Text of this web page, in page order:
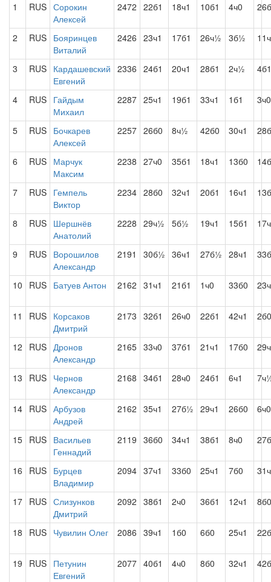
1
RUS Сорокин
Алексей
2472 22б1 18ч1 10б1 4ч0
2 RUS Бояринцев
Виталий
2426 23ч1 17б1 26ч½ 3б½
3 RUS Кардашевский
Евгений
2336 24б1 20ч1 28б1 2ч½ 4б1
4 RUS Гайдым
Михаил
2287 25ч1 19б1 33ч1 1б1 3ч0
5 RUS Бочкарев
Алексей
2257 26б0 8ч½ 42б0 30ч1
6 RUS Марчук
Максим
2238 27ч0 35б1 18ч1 13б0
7 RUS Гемпель
Виктор
2234 28б0 32ч1 20б1 16ч1
8 RUS Шершнёв
Анатолий
2228 29ч½ 5б½ 19ч1 15б1
9 RUS Ворошилов
Александр
2191 30б½ 36ч1 27б½ 28ч1
10 RUS Батуев Антон 2162 31ч1 21б1 1ч0 33б0
11 RUS Корсаков
Дмитрий
2173 32б1 26ч0 22б1 42ч1 2б0
12 RUS Дронов
Александр
2165 33ч0 37б1 21ч1 17б0
13 RUS Чернов
Александр
2168 34б1 28ч0 24б1 6ч1
14 RUS Арбузов
Андрей
2162 35ч1 27б½ 29ч1 26б0 6ч0
15 RUS Васильев
Геннадий
2119 36б0 34ч1 38б1 8ч0
16 RUS Бурцев
Владимир
2094 37ч1 33б0 25ч1 7б0
17 RUS Слизунков
Дмитрий
2092 38б1 2ч0 36б1 12ч1 8б0
18 RUS Чувилин Олег 2086 39ч1 1б0 6б0 25ч1
19 RUS Петунин
Евгений
2077 40б1 4ч0 8б0 32ч1